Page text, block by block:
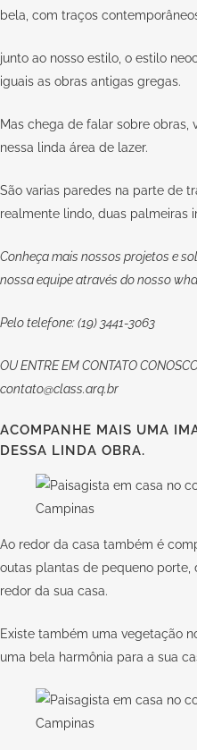
bela, com traços
junto ao nosso estilo, o estilo
iguais as obras antigas gregas.
Mas chega de falar sobre obras,
nessa linda área de lazer.
São varias paredes na parte de
realmente lindo, duas palmeiras
Conheça mais nossos projetos e
nossa equipe através do nosso
Pelo telefone: (19) 3441-3063
OUENTRE EM CONTATO
contato@class.arq.br
ACOMPANHE MAIS UMA
DESSA LINDA OBRA.
Ao redor da casa também é
outas plantas de pequeno
redor da sua casa.
Existe também uma vegetação
uma bela harmônia para a sua